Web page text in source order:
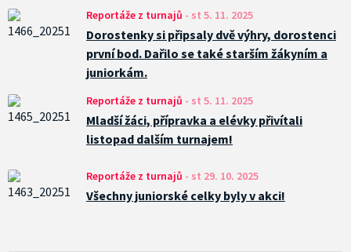
Reportáže z turnajů - st 5. 11. 2025
Dorostenky si připsaly dvě výhry, dorostenci
první bod. Dařilo se také starším žákyním a
juniorkám.
Reportáže z turnajů - st 5. 11. 2025
Mladší žáci, přípravka a elévky přivítali
listopad dalším turnajem!
Reportáže z turnajů - st 29. 10. 2025
Všechny juniorské celky byly v akci!